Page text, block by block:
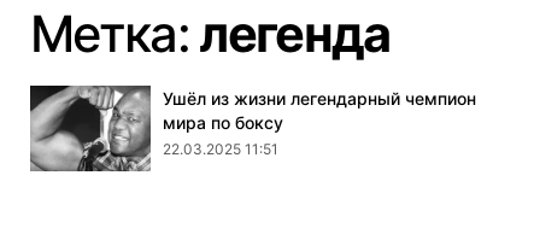
Метка: легенда-
Ушёл из жизни легендарный чемпион
мира по боксу
22.03.2025 11:51